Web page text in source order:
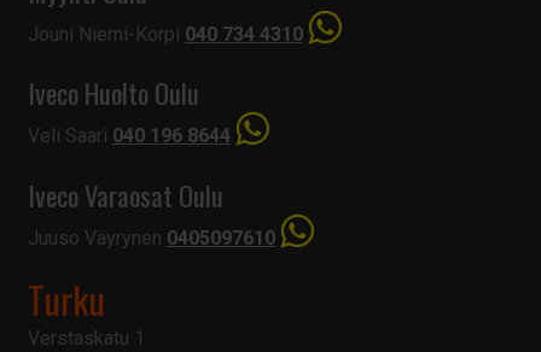
Jouni Niemi-Korpi 040 734 4310
Iveco Huolto Oulu
Veli Saari 040 196 8644
Iveco Varaosat Oulu
Juuso Väyrynen 0405097610
Turku
Verstaskatu 1